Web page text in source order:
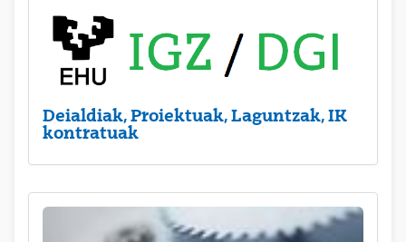
Deialdiak, Proiektuak, Laguntzak, IK
kontratuak